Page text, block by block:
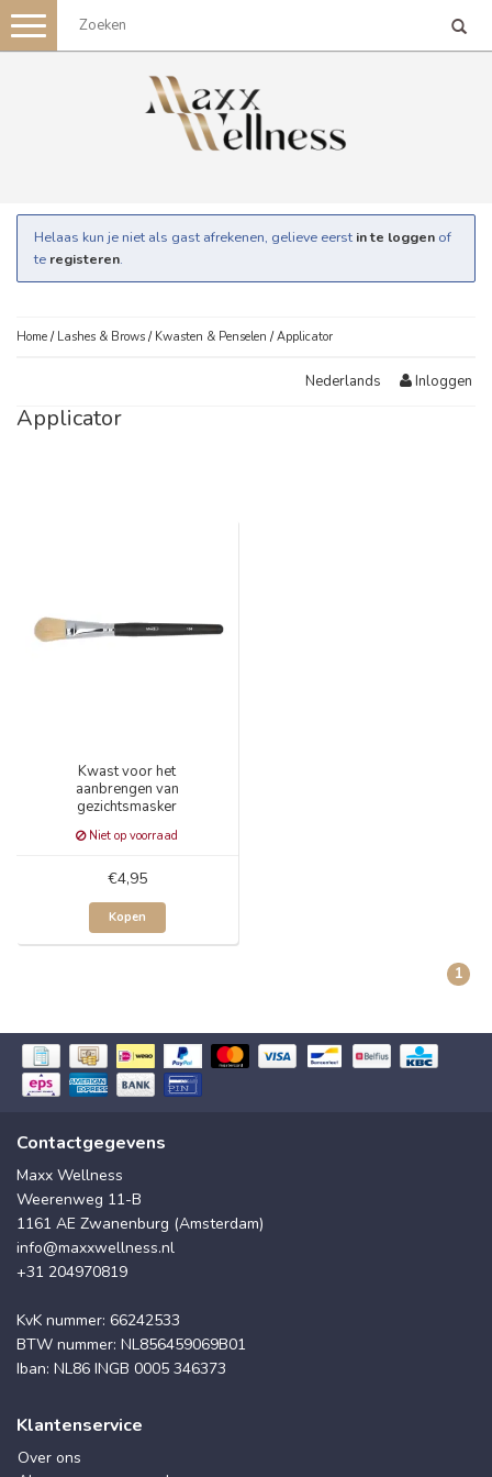
Toggle
navigation
Helaas kun je niet als gast afrekenen, gelieve eerst in te loggen of
te registeren.
Home / Lashes & Brows / Kwasten & Penselen /Applicator
Nederlands Inloggen
Applicator
Kwast voor het
aanbrengen van
gezichtsmasker
Niet op voorraad
€4,95
Kopen
1
Contactgegevens
Maxx Wellness
Weerenweg 11-B
1161 AE Zwanenburg (Amsterdam)
info@maxxwellness.nl
+31 204970819
KvK nummer: 66242533
BTW nummer: NL856459069B01
Iban: NL86 INGB 0005 346373
Klantenservice
Over ons